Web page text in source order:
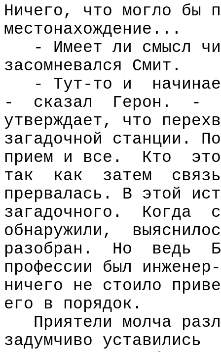
Ничего, что могло бы
местонахождение...
- Имеет ли смысл
засомневался Смит.
- Тут-то и
-
сказал Герон.
-
утверждает, что
загадочной станции.
прием и все.
Кто
это
так
как затем
связь
прервалась. В этой
загадочного.
Когда
обнаружили,
разобран.
Но ведь
профессии был
ничего не стоило
его в порядок.
Приятели молча
задумчиво уставились